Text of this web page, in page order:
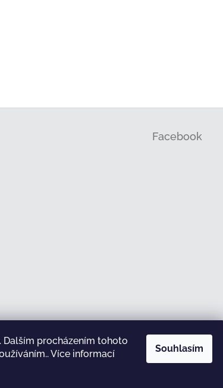
procházením tohoto
Více informací
Souhlasím
na Instagramu
Facebook